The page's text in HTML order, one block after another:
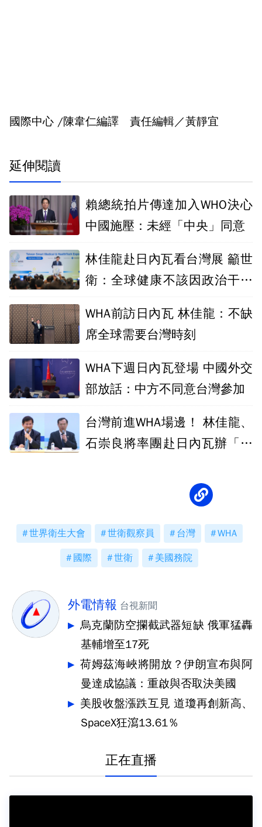
國際中心 /陳韋仁編譯 責任編輯／黃靜宜
延伸閱讀
賴總統拍片傳達加入WHO決心
中國施壓：未經「中央」同意
林佳龍赴日內瓦看台灣展 籲世
衛：全球健康不該因政治干擾
WHA前訪日內瓦 林佳龍：不缺
席全球需要台灣時刻
WHA下週日內瓦登場 中國外交
部放話：中方不同意台灣參加
台灣前進WHA場邊！ 林佳龍、
石崇良將率團赴日內瓦辦「智
世界衛生大會 世衛觀察員 台灣 WHA
國際 世衛 美國務院
外電情報 台視新聞
烏克蘭防空攔截武器短缺 俄軍猛轟
基輔增至17死
荷姆茲海峽將開放？伊朗宣布與阿
曼達成協議：重啟與否取決美國
美股收盤漲跌互見 道瓊再創新高、
SpaceX狂瀉13.61％
正在直播